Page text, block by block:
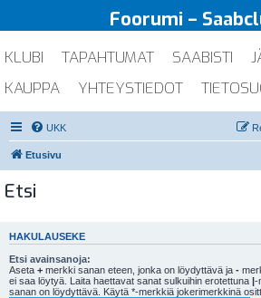
Foorumi –
KLUBI TAPAHTUMAT SAABISTI
KAUPPA
YHTEYSTIEDOT
UKK
Etusivu
Etsi
HAKULAUSEKE
Etsi avainsanoja:
Aseta + merkki sanan eteen, jonka on löydyttävä ja -
ei saa löytyä. Laita haettavat sanat sulkuihin erotettuna |-
sanan on löydyttävä. Käytä *-merkkiä jokerimerkkinä